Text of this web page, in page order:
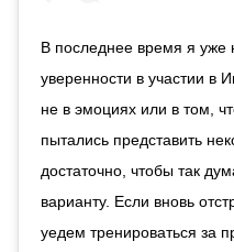
В последнее время я уже
уверенности в участии в
не в эмоциях или в том,
пытались представить
достаточно, чтобы так
варианту. Если вновь
уедем тренироваться за